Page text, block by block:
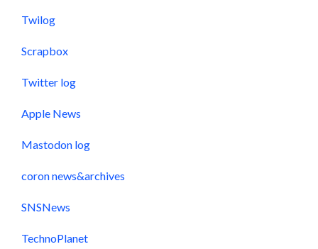
Twilog
Scrapbox
Twitter log
Apple News
Mastodon log
coron news&archives
SNSNews
TechnoPlanet